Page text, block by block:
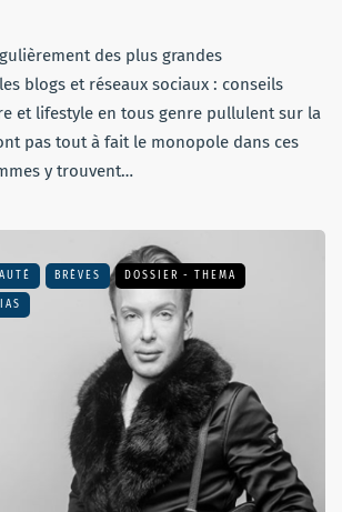
des plus grandes
blogs et réseaux sociaux : conseils
et lifestyle en tous genre pullulent sur la
pas tout à fait le monopole dans ces
y trouvent…
BRÈVES DOSSIER - THEMA